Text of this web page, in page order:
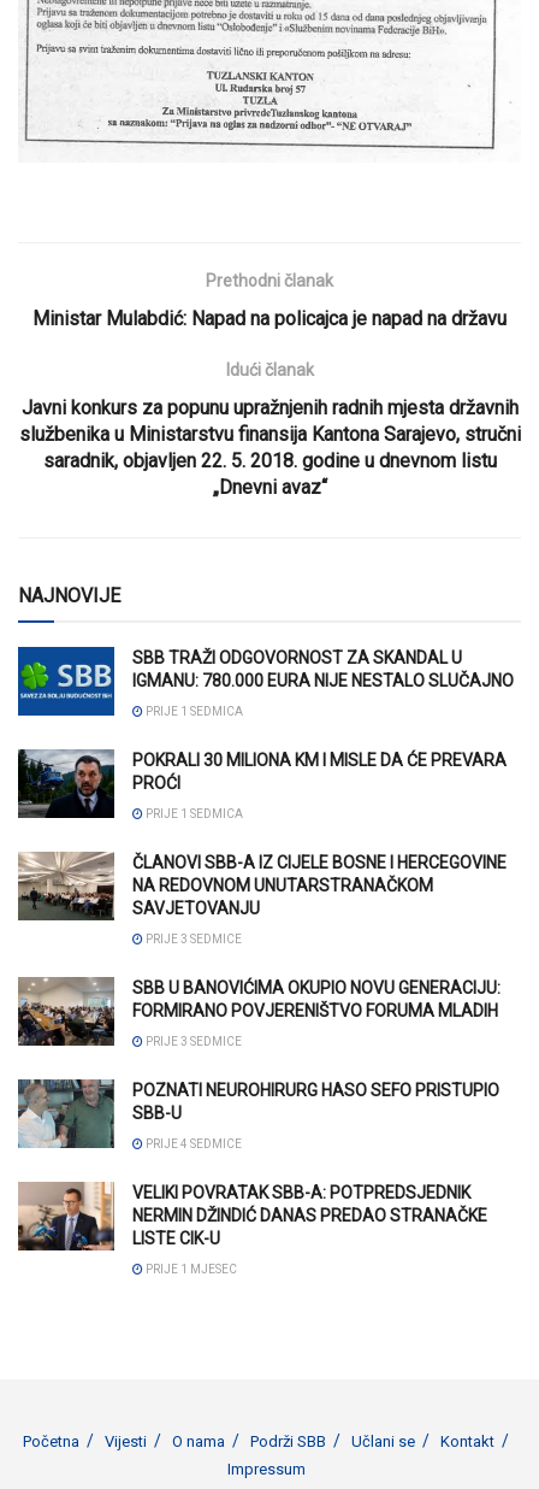
Prethodni članak
Ministar Mulabdić: Napad na policajca je napad na državu
Idući članak
Javni konkurs za popunu upražnjenih radnih mjesta državnih
službenika u Ministarstvu finansija Kantona Sarajevo, stručni
saradnik, objavljen 22. 5. 2018. godine u dnevnom listu
„Dnevni avaz“
NAJNOVIJE
SBB TRAŽI ODGOVORNOST ZA SKANDAL U
IGMANU: 780.000 EURA NIJE NESTALO SLUČAJNO
PRIJE 1 SEDMICA
POKRALI 30 MILIONA KM I MISLE DA ĆE PREVARA
PROĆI
PRIJE 1 SEDMICA
ČLANOVI SBB-A IZ CIJELE BOSNE I HERCEGOVINE
NA REDOVNOM UNUTARSTRANAČKOM
SAVJETOVANJU
PRIJE 3 SEDMICE
SBB U BANOVIĆIMA OKUPIO NOVU GENERACIJU:
FORMIRANO POVJERENIŠTVO FORUMA MLADIH
PRIJE 3 SEDMICE
POZNATI NEUROHIRURG HASO SEFO PRISTUPIO
SBB-U
PRIJE 4 SEDMICE
VELIKI POVRATAK SBB-A: POTPREDSJEDNIK
NERMIN DŽINDIĆ DANAS PREDAO STRANAČKE
LISTE CIK-U
PRIJE 1 MJESEC
Početna Vijesti O nama Podrži SBB Učlani se
Kontakt
Impressum